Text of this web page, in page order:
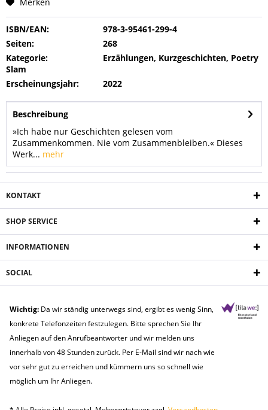
ISBN/EAN:
978-3-95461-299-4
Seiten:
268
Kategorie:
Erzählungen, Kurzgeschichten, Poetry
Slam
Erscheinungsjahr:
2022
Beschreibung
»Ich habe nur Geschichten gelesen vom
Zusammenkommen. Nie vom Zusammenbleiben.« Dieses
Werk... mehr
KONTAKT
SHOP SERVICE
INFORMATIONEN
SOCIAL
Wichtig: Da wir ständig unterwegs sind, ergibt es wenig Sinn,
konkrete Telefonzeiten festzulegen. Bitte sprechen Sie Ihr
Anliegen auf den Anrufbeantworter und wir melden uns
innerhalb von 48 Stunden zurück. Per E-Mail sind wir nach wie
vor sehr gut zu erreichen und kümmern uns so schnell wie
möglich um Ihr Anliegen.